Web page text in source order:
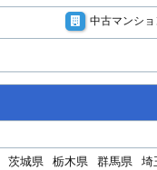
中古マンショ
茨城県 栃木県 群馬県 埼